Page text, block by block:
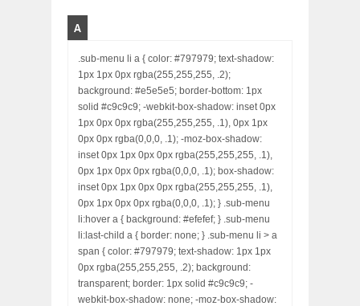
A
.sub-menu li a { color: #797979; text-shadow:
1px 1px 0px rgba(255,255,255, .2);
background: #e5e5e5; border-bottom: 1px
solid #c9c9c9; -webkit-box-shadow: inset 0px
1px 0px 0px rgba(255,255,255, .1), 0px 1px
0px 0px rgba(0,0,0, .1); -moz-box-shadow:
inset 0px 1px 0px 0px rgba(255,255,255, .1),
0px 1px 0px 0px rgba(0,0,0, .1); box-shadow:
inset 0px 1px 0px 0px rgba(255,255,255, .1),
0px 1px 0px 0px rgba(0,0,0, .1); } .sub-menu
li:hover a { background: #efefef; } .sub-menu
li:last-child a { border: none; } .sub-menu li > a
span { color: #797979; text-shadow: 1px 1px
0px rgba(255,255,255, .2); background:
transparent; border: 1px solid #c9c9c9; -
webkit-box-shadow: none; -moz-box-shadow: